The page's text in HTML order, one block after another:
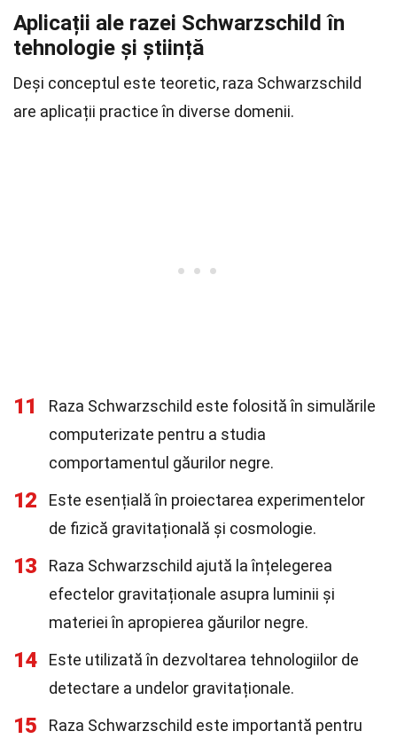
Aplicații ale razei Schwarzschild în
tehnologie și știință
Deși conceptul este teoretic, raza Schwarzschild
are aplicații practice în diverse domenii.
11
Raza Schwarzschild este folosită în simulările
computerizate pentru a studia
comportamentul găurilor negre.
12
Este esențială în proiectarea experimentelor
de fizică gravitațională și cosmologie.
13
Raza Schwarzschild ajută la înțelegerea
efectelor gravitaționale asupra luminii și
materiei în apropierea găurilor negre.
14
Este utilizată în dezvoltarea tehnologiilor de
detectare a undelor gravitaționale.
15
Raza Schwarzschild este importantă pentru